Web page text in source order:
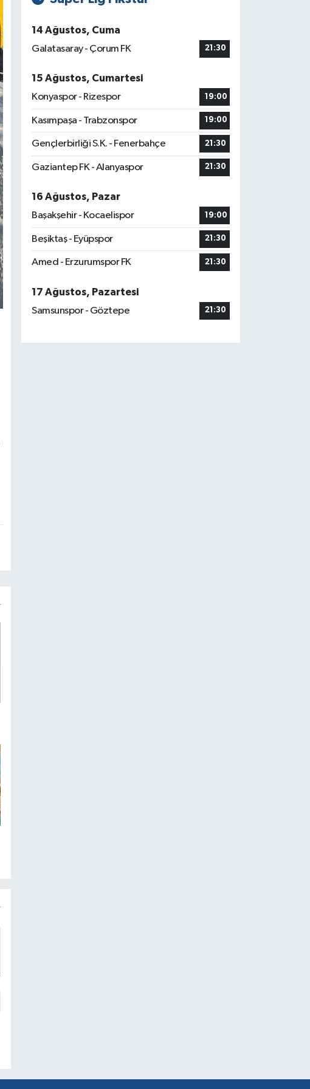
14 Ağustos, Cuma
Galatasaray - Çorum FK
21:30
15 Ağustos, Cumartesi
Konyaspor - Rizespor
19:00
Kasımpaşa - Trabzonspor 19:00
Gençlerbirliği S.K. - Fenerbahçe 21:30
Gaziantep FK - Alanyaspor 21:30
16 Ağustos, Pazar
Başakşehir - Kocaelispor
19:00
Beşiktaş - Eyüpspor 21:30
Amed - Erzurumspor FK 21:30
17 Ağustos, Pazartesi
Samsunspor - Göztepe
21:30